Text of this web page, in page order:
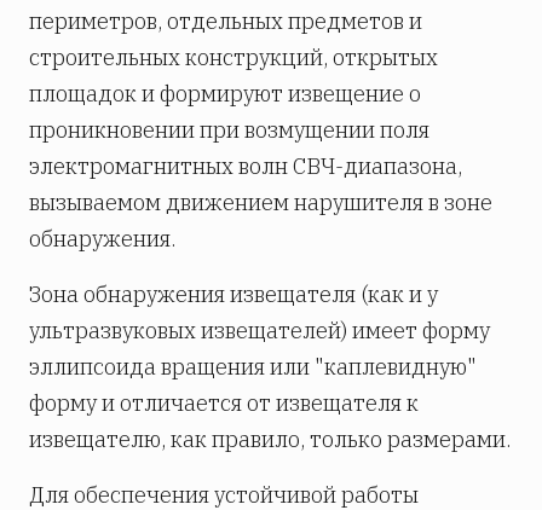
периметров, отдельных предметов и
строительных конструкций, открытых
площадок и формируют извещение о
проникновении при возмущении поля
электромагнитных волн СВЧ-диапазона,
вызываемом движением нарушителя в зоне
обнаружения.
Зона обнаружения извещателя (как и у
ультразвуковых извещателей) имеет форму
эллипсоида вращения или "каплевидную"
форму и отличается от извещателя к
извещателю, как правило, только размерами.
Для обеспечения устойчивой работы